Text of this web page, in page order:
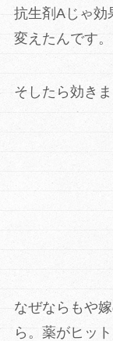
抗生剤Aじゃ効
変えたんです。
そしたら効きま
なぜなら もや
ら。薬がヒッ